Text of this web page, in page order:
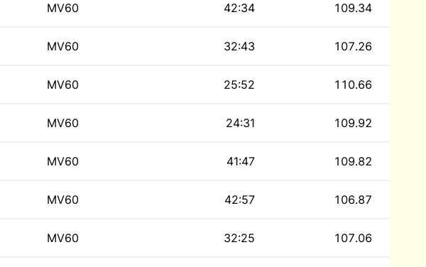
MV60 42:34 109.34
MV60 32:43 107.26
MV60 25:52 110.66
MV60 24:31 109.92
MV60 41:47 109.82
MV60 42:57 106.87
MV60 32:25 107.06